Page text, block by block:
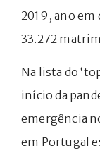
2019, ano em
33.272
Na lista do
início da
emergência
em Portugal